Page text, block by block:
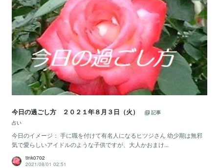
今日の過ごし方 ２０２１年８月３日（火）
記事
占い
今日のイメージ： 手に職を付けて有名人になるヒツジさん 幼少期は無邪
気で愛らしいアイドルのような子供ですが、大人かおまけ...
tink0702
2021/08/01 02:51